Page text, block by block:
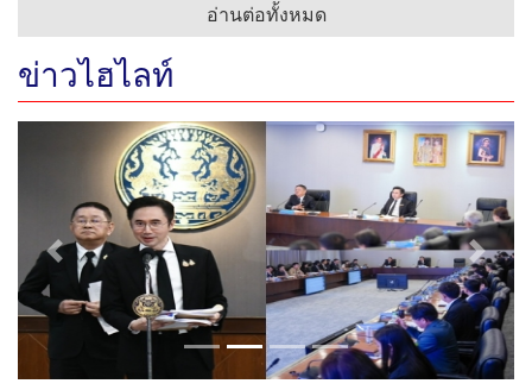
อ่านต่อทั้งหมด
ข่าวไฮไลท์
Previous Next